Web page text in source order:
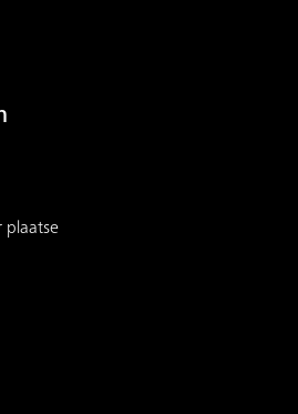
plaatse